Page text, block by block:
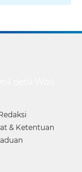
& Ketentuan